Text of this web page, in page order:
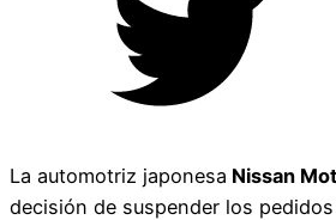
La automotriz japonesa Nissan
decisión de suspender los